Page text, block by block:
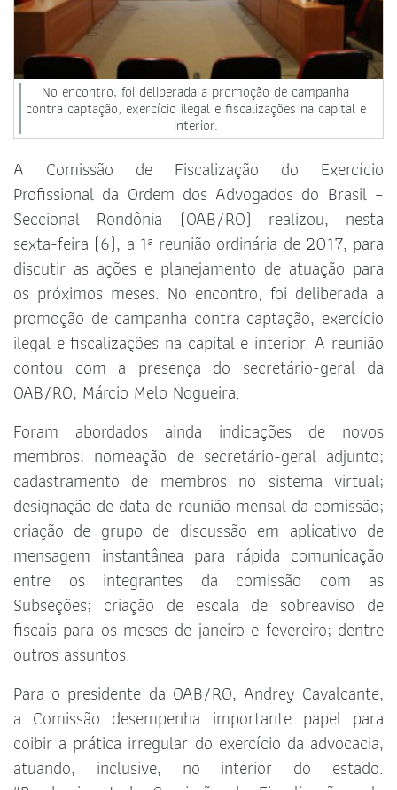
No encontro, foi deliberada a promoção de campanha
contra captação, exercício ilegal e fiscalizações na capital e
interior.
A Comissão de Fiscalização do Exercício
Profissional da Ordem dos Advogados do Brasil –
Seccional Rondônia (OAB/RO) realizou, nesta
sexta-feira (6), a 1ª reunião ordinária de 2017, para
discutir as ações e planejamento de atuação para
os próximos meses. No encontro, foi deliberada a
promoção de campanha contra captação, exercício
ilegal e fiscalizações na capital e interior. A reunião
contou com a presença do secretário-geral da
OAB/RO, Márcio Melo Nogueira.
Foram abordados ainda indicações de novos
membros; nomeação de secretário-geral adjunto;
cadastramento de membros no sistema virtual;
designação de data de reunião mensal da comissão;
criação de grupo de discussão em aplicativo de
mensagem instantânea para rápida comunicação
entre os integrantes da comissão com as
Subseções; criação de escala de sobreaviso de
fiscais para os meses de janeiro e fevereiro; dentre
outros assuntos.
Para o presidente da OAB/RO, Andrey Cavalcante,
a Comissão desempenha importante papel para
coibir a prática irregular do exercício da advocacia,
atuando, inclusive, no interior do estado.